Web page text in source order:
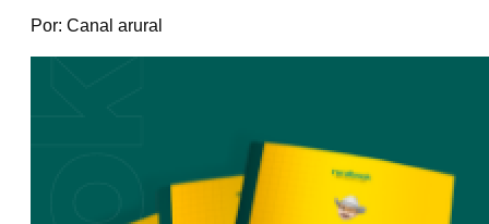
Por: Canal arural